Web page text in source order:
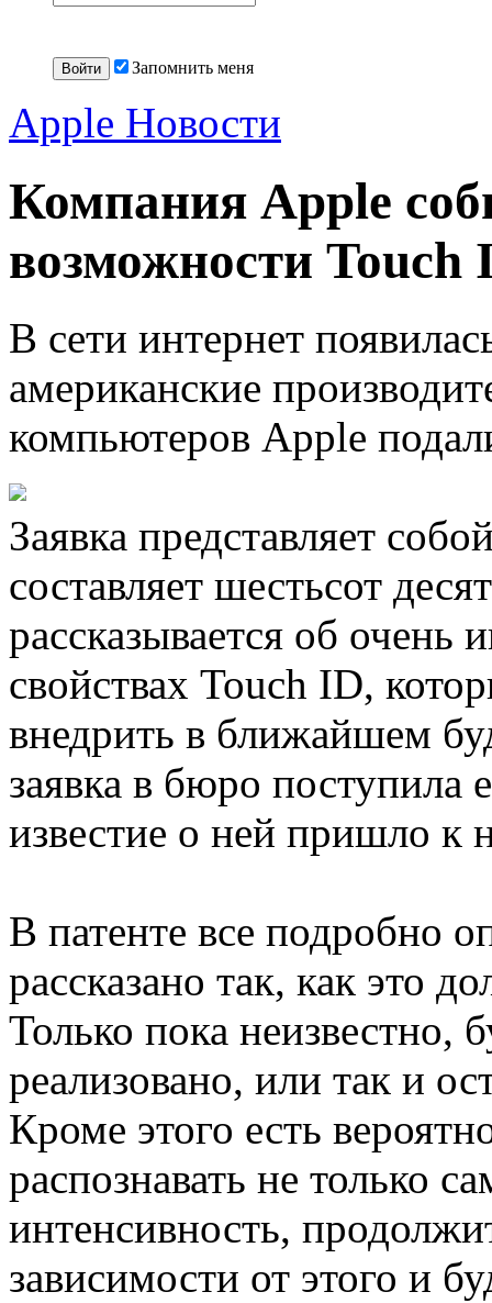
Запомнить меня
Apple Новости
Компания Apple
возможности Touch
В сети интернет
американские
компьютеров Apple
Заявка представляет
составляет шестьсот
рассказывается об очень
свойствах Touch ID,
внедрить в ближайшем
заявка в бюро поступила
известие о ней пришло к
В патенте все подробно
рассказано так, как это
Только пока неизвестно,
реализовано, или так и
Кроме этого есть
распознавать не только
интенсивность,
зависимости от этого и